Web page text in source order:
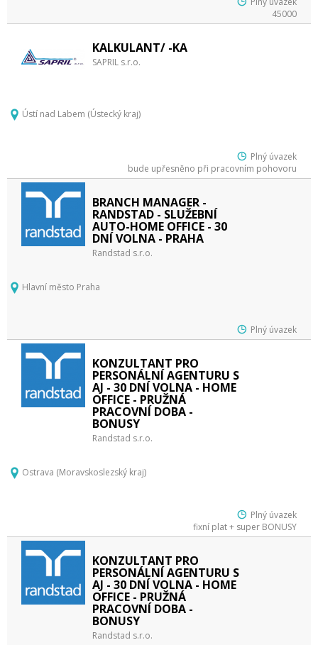
45000
KALKULANT/ -KA
SAPRIL s.r.o.
Ústí nad Labem (Ústecký kraj)
Plný úvazek
bude upřesněno při pracovním pohovoru
BRANCH MANAGER -
RANDSTAD - SLUŽEBNÍ
AUTO-HOME OFFICE - 30
DNÍ VOLNA - PRAHA
Randstad s.r.o.
Hlavní město Praha
Plný úvazek
KONZULTANT PRO
PERSONÁLNÍ AGENTURU S
AJ - 30 DNÍ VOLNA - HOME
OFFICE - PRUŽNÁ
PRACOVNÍ DOBA -
BONUSY
Randstad s.r.o.
Ostrava (Moravskoslezský kraj)
Plný úvazek
fixní plat + super BONUSY
KONZULTANT PRO
PERSONÁLNÍ AGENTURU S
AJ - 30 DNÍ VOLNA - HOME
OFFICE - PRUŽNÁ
PRACOVNÍ DOBA -
BONUSY
Randstad s.r.o.